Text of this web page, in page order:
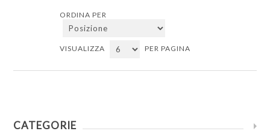
ORDINA PER
VISUALIZZA PER PAGINA
CATEGORIE